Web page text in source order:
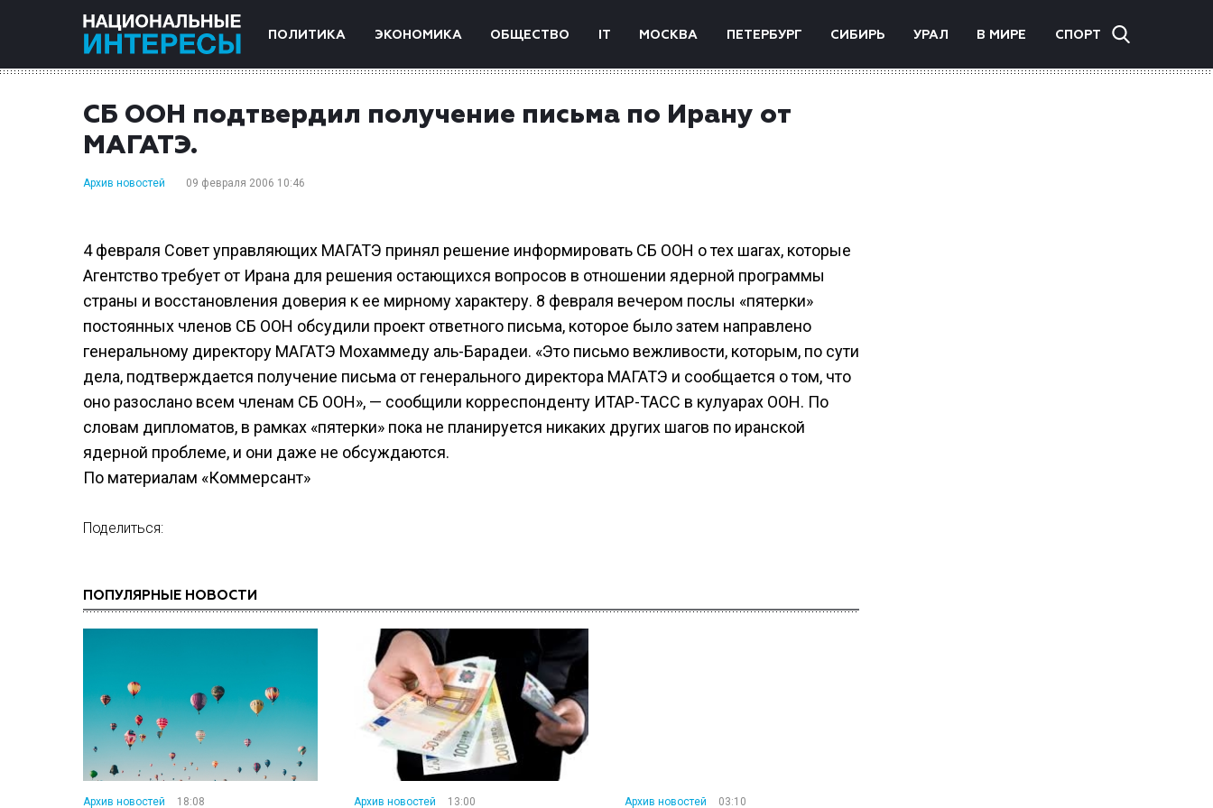
ПОЛИТИКА ЭКОНОМИКА ОБЩЕСТВО IT МОСКВА ПЕТЕРБУРГ СИБИРЬ УРАЛ В МИРЕ СПОРТ
СБ ООН подтвердил получение письма по Ирану от
МАГАТЭ.
Архив новостей 09 февраля 2006 10:46
4 февраля Совет управляющих МАГАТЭ принял решение информировать СБ ООН о тех шагах, которые
Агентство требует от Ирана для решения остающихся вопросов в отношении ядерной программы
страны и восстановления доверия к ее мирному характеру. 8 февраля вечером послы «пятерки»
постоянных членов СБ ООН обсудили проект ответного письма, которое было затем направлено
генеральному директору МАГАТЭ Мохаммеду аль-Барадеи. «Это письмо вежливости, которым, по сути
дела, подтверждается получение письма от генерального директора МАГАТЭ и сообщается о том, что
оно разослано всем членам СБ ООН», — сообщили корреспонденту ИТАР-ТАСС в кулуарах ООН. По
словам дипломатов, в рамках «пятерки» пока не планируется никаких других шагов по иранской
ядерной проблеме, и они даже не обсуждаются.
По материалам «Коммерсант»
Поделиться:
ПОПУЛЯРНЫЕ НОВОСТИ
Архив новостей 18:08 Архив новостей 13:00 Архив новостей 03:10